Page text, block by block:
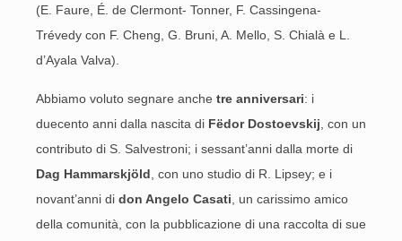
(E. Faure, É. de Clermont- Tonner, F. Cassingena-
Trévedy con F. Cheng, G. Bruni, A. Mello, S. Chialà e L.
d’Ayala Valva).
Abbiamo voluto segnare anche tre anniversari: i
duecento anni dalla nascita di Fëdor Dostoevskij , con un
contributo di S. Salvestroni; i sessant’anni dalla morte di
Dag Hammarskjöld , con uno studio di R. Lipsey; e i
novant’anni di don Angelo Casati , un carissimo amico
della comunità, con la pubblicazione di una raccolta di sue